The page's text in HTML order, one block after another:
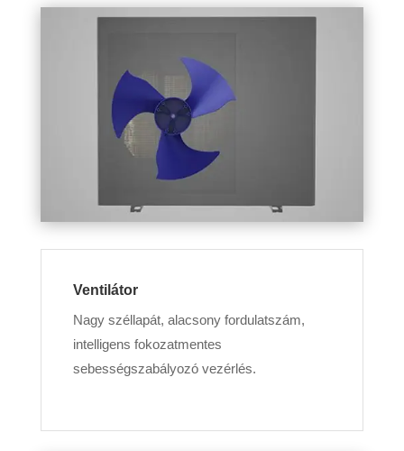
Ventilátor
Nagy széllapát, alacsony fordulatszám,
intelligens fokozatmentes
sebességszabályozó vezérlés.